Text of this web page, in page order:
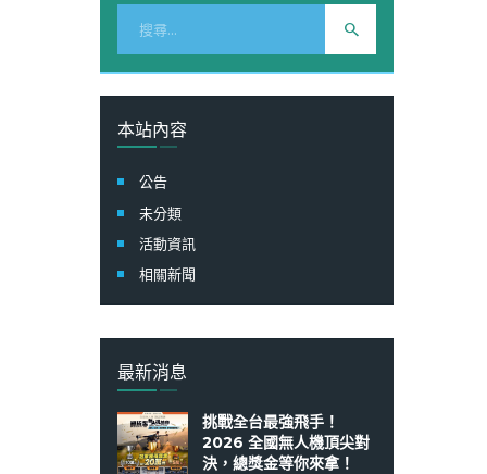
關
鍵
字:
本站內容
公告
未分類
活動資訊
相關新聞
最新消息
挑戰全台最強飛手！
2026 全國無人機頂尖對
決，總獎金等你來拿！